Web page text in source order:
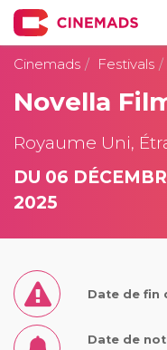
Cinemads
Festivals
Novella
Royaume Uni,
DU 06
2025
Date de fin
Date de